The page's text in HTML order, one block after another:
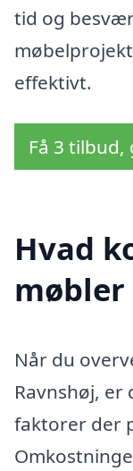
tid og
effektivt.
Få 3
Hvad
møbler
Når du
Ravnshøj,
faktorer der